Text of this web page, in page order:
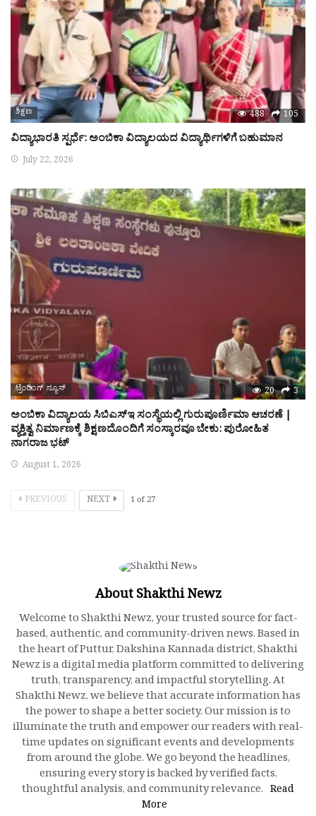
ಶಿಕ್ಷಣ 488 105
ವಿದ್ಯಾಭಾರತಿ ಸ್ಪರ್ಧೆ: ಅಂಬಿಕಾ ವಿದ್ಯಾಲಯದ ವಿದ್ಯಾರ್ಥಿಗಳಿಗೆ ಬಹುಮಾನ
July 22, 2026
ಟ್ರೆಂಡಿಂಗ್ ನ್ಯೂಸ್ 20 3
ಅಂಬಿಕಾ ವಿದ್ಯಾಲಯ ಸಿಬಿಎಸ್‌ಇ ಸಂಸ್ಥೆಯಲ್ಲಿ ಗುರುಪೂರ್ಣಿಮಾ ಆಚರಣೆ |
ವ್ಯಕ್ತಿತ್ವ ನಿರ್ಮಾಣಕ್ಕೆ ಶಿಕ್ಷಣದೊಂದಿಗೆ ಸಂಸ್ಕಾರವೂ ಬೇಕು: ಪುರೋಹಿತ
ನಾಗರಾಜ ಭಟ್
August 1, 2026
PREVIOUS NEXT 1 of27
About Shakthi Newz
Welcome to Shakthi Newz, your trusted source for fact-
based, authentic, and community-driven news. Based in
the heart of Puttur, Dakshina Kannada district, Shakthi
Newz is a digital media platform committed to delivering
truth, transparency, and impactful storytelling. At
Shakthi Newz, we believe that accurate information has
the power to shape a better society. Our mission is to
illuminate the truth and empower our readers with real-
time updates on significant events and developments
from around the globe. We go beyond the headlines,
ensuring every story is backed by verified facts,
thoughtful analysis, and community relevance. Read
More